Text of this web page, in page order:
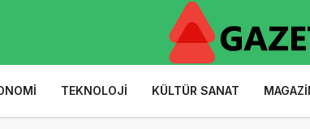
TEKNOLOJI KÜLTÜR SANAT